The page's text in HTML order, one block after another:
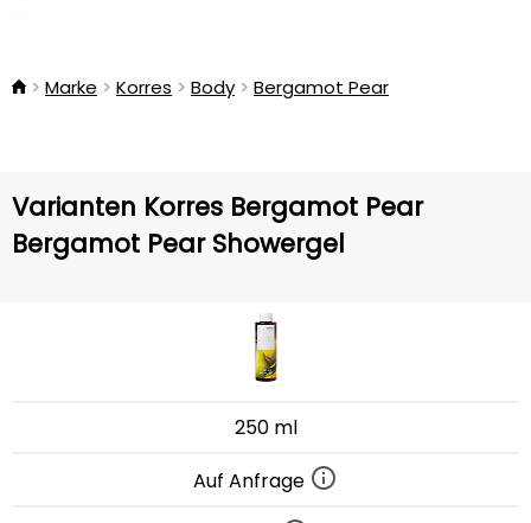
Marke Korres Body Bergamot Pear
Varianten Korres Bergamot Pear
Bergamot Pear Showergel
250 ml
Auf Anfrage